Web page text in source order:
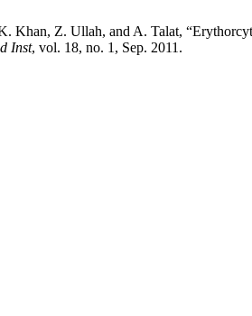
Khan, Z. Ullah, and A. Talat,
Inst, vol. 18, no. 1, Sep. 2011.